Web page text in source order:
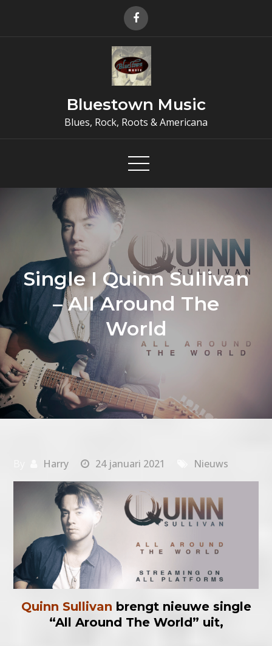
Bluestown Music
Blues, Rock, Roots & Americana
Single I Quinn Sullivan
– All Around The
World
Harry 24 januari 2021 Nieuws
Quinn Sullivan brengt nieuwe single
“All Around The World” uit,